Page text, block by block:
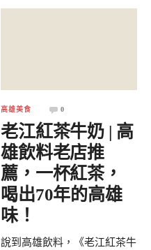
高雄美食 0
老江紅茶牛奶 | 高
雄飲料老店推
薦，一杯紅茶，
喝出70年的高雄
味！
說到高雄飲料，《老江紅茶牛